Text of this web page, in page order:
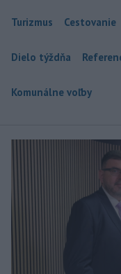
Turizmus Cestovanie
Dielo týždňa
Komunálne voľby